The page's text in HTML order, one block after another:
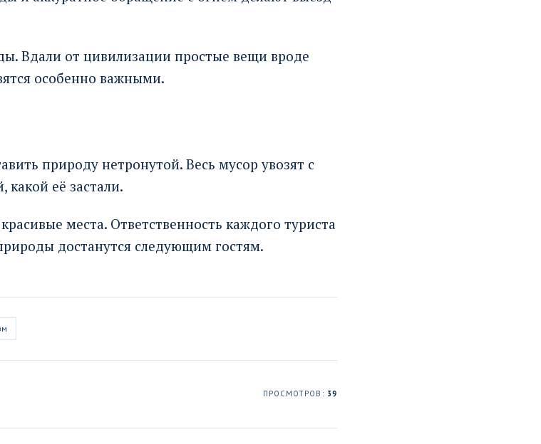
Вдали от цивилизации простые вещи вроде
особенно важными.
природу нетронутой. Весь мусор увозят с
какой её застали.
места. Ответственность каждого туриста
достанутся следующим гостям.
ПРОСМОТРОВ: 39